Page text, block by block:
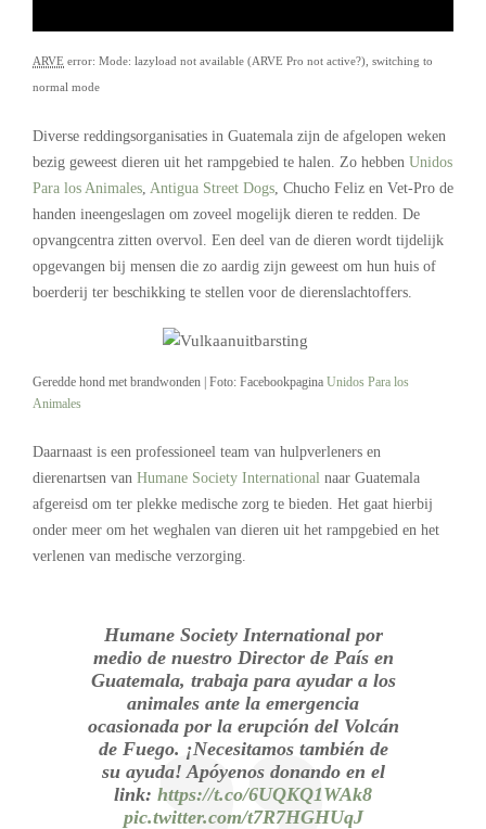
ARVE error: Mode: lazyload not available (ARVE Pro not active?), switching to
normal mode
Diverse reddingsorganisaties in Guatemala zijn de afgelopen weken
bezig geweest dieren uit het rampgebied te halen. Zo hebben Unidos
Para los Animales, Antigua Street Dogs, Chucho Feliz en Vet-Pro de
handen ineengeslagen om zoveel mogelijk dieren te redden. De
opvangcentra zitten overvol. Een deel van de dieren wordt tijdelijk
opgevangen bij mensen die zo aardig zijn geweest om hun huis of
boerderij ter beschikking te stellen voor de dierenslachtoffers.
Geredde hond met brandwonden | Foto: Facebookpagina Unidos Para los
Animales
Daarnaast is een professioneel team van hulpverleners en
dierenartsen van Humane Society International naar Guatemala
afgereisd om ter plekke medische zorg te bieden. Het gaat hierbij
onder meer om het weghalen van dieren uit het rampgebied en het
verlenen van medische verzorging.
Humane Society International por
medio de nuestro Director de País en
Guatemala, trabaja para ayudar a los
animales ante la emergencia
ocasionada por la erupción del Volcán
de Fuego. ¡Necesitamos también de
su ayuda! Apóyenos donando en el
link: https://t.co/6UQKQ1WAk8
pic.twitter.com/t7R7HGHUqJ